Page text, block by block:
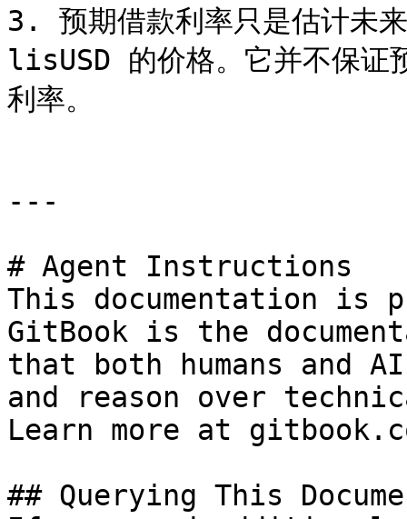
3. 预期借款利率只是估计未
lisUSD 的价格。它并不保证
利率。
---
# Agent Instructions
This documentation is
GitBook is the
that both humans and
and reason over
Learn more at
## Querying This